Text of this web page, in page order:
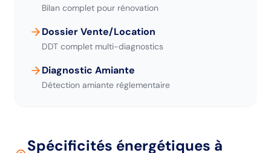
Bilan complet pour rénovation
Dossier Vente/Location
DDT complet multi-diagnostics
Diagnostic Amiante
Détection amiante réglementaire
Spécificités énergétiques à